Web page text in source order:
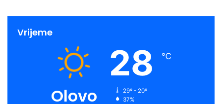
Vrijeme
Olovo
28 ℃
29º - 20º
37%